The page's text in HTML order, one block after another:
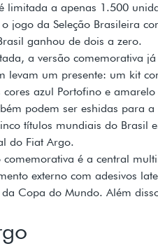
limitada a apenas 1.500
jogo da Seleção Brasileira
ganhou de dois a zero.
a versão comemorativa
levam um presente: um kit
azul Portofino e
podem ser eshidas para
títulos mundiais do Brasil
do Fiat Argo.
é a central
externo com adesivos
Copa do Mundo. Além